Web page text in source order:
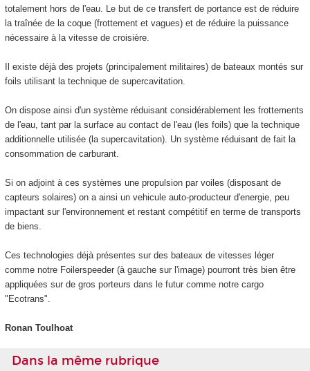
totalement hors de l'eau. Le but de ce transfert de portance est de réduire
la traînée de la coque (frottement et vagues) et de réduire la puissance
nécessaire à la vitesse de croisière.
Il existe déjà des projets (principalement militaires) de bateaux montés sur
foils utilisant la technique de supercavitation.
On dispose ainsi d'un système réduisant considérablement les frottements
de l'eau, tant par la surface au contact de l'eau (les foils) que la technique
additionnelle utilisée (la supercavitation). Un système réduisant de fait la
consommation de carburant.
Si on adjoint à ces systèmes une propulsion par voiles (disposant de
capteurs solaires) on a ainsi un vehicule auto-producteur d'energie, peu
impactant sur l'environnement et restant compétitif en terme de transports
de biens.
Ces technologies déjà présentes sur des bateaux de vitesses léger
comme notre Foilerspeeder (à gauche sur l'image) pourront très bien être
appliquées sur de gros porteurs dans le futur comme notre cargo
"Ecotrans".
Ronan Toulhoat
Dans la même rubrique